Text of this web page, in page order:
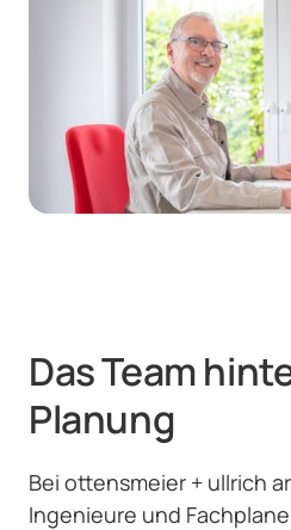
Das Team
Planung
Bei ottensmeier + ullrich
Ingenieure und